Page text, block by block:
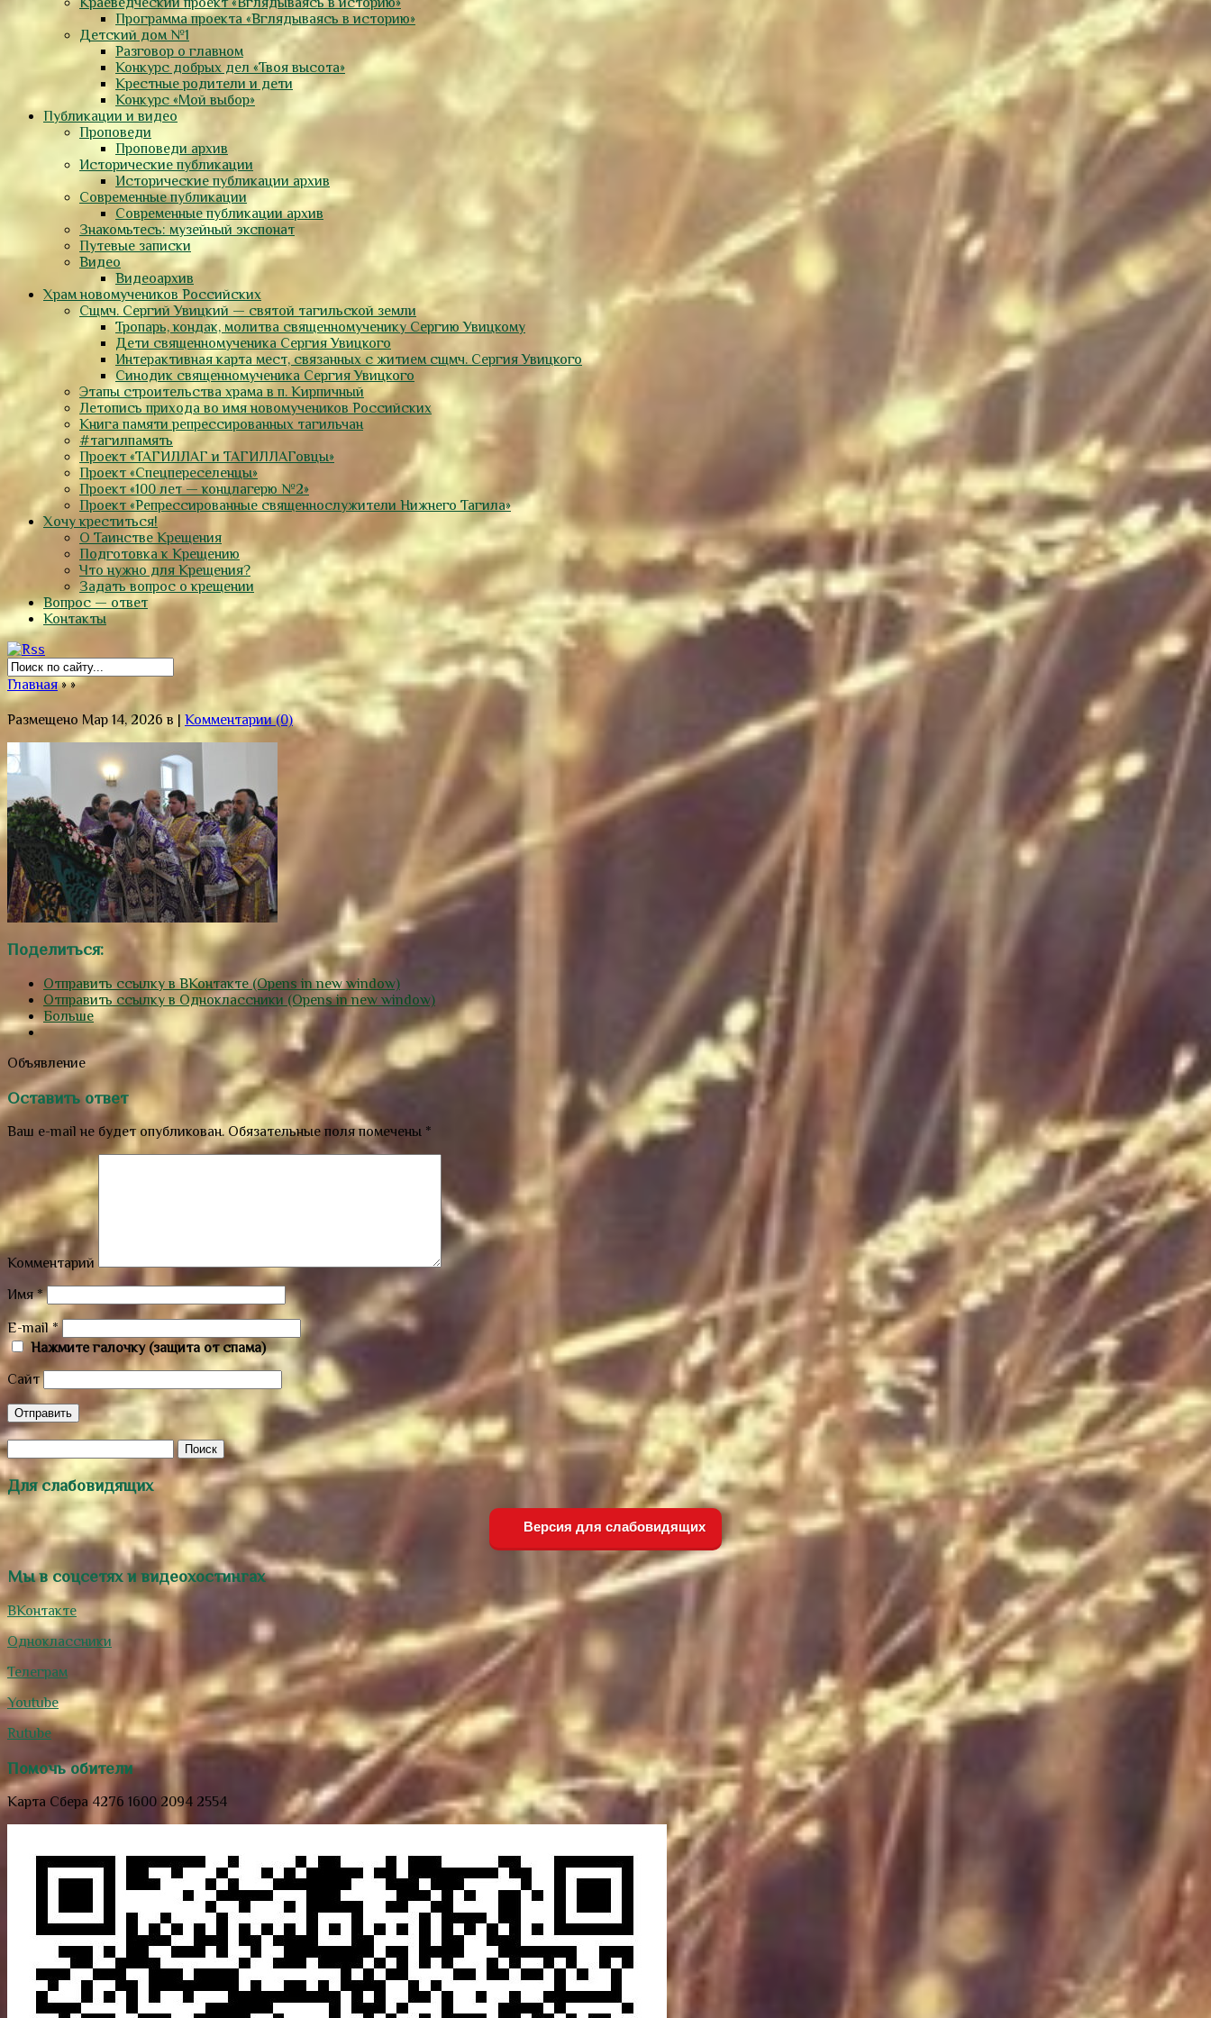
Программа проекта «Вглядываясь в историю»
Детский дом №1
Разговор о главном
Конкурс добрых дел «Твоя высота»
Крестные родители и дети
Конкурс «Мой выбор»
Публикации и видео
Проповеди
Проповеди архив
Исторические публикации
Исторические публикации архив
Современные публикации
Современные публикации архив
Знакомьтесь: музейный экспонат
Путевые записки
Видео
Видеоархив
Храм новомучеников Российских
Сщмч. Сергий Увицкий — святой тагильской земли
Тропарь, кондак, молитва священномученику Сергию Увицкому
Дети священномученика Сергия Увицкого
Интерактивная карта мест, связанных с житием сщмч. Сергия Увицкого
Синодик священномученика Сергия Увицкого
Этапы строительства храма в п. Кирпичный
Летопись прихода во имя новомучеников Российских
Книга памяти репрессированных тагильчан
#тагилпамять
Проект «ТАГИЛЛАГ и ТАГИЛЛАГовцы»
Проект «Спецпереселенцы»
Проект «100 лет — концлагерю №2»
Проект «Репрессированные священнослужители Нижнего Тагила»
Хочу креститься!
О Таинстве Крещения
Подготовка к Крещению
Что нужно для Крещения?
Задать вопрос о крещении
Вопрос — ответ
Контакты
Главная » »
Размещено Мар 14, 2026 в | Комментарии (0)
Поделиться:
Отправить ссылку в ВКонтакте (Opens in new window)
Отправить ссылку в Одноклассники (Opens in new window)
Больше
Объявление
Оставить ответ
Ваш e-mail не будет опубликован. Обязательные поля помечены *
Комментарий
Имя*
E-mail*
Нажмите галочку (защита от спама)
Сайт
Для слабовидящих
Версия для слабовидящих
Мы в соцсетях и видеохостингах
ВКонтакте
Одноклассники
Телеграм
Youtube
Rutube
Помочь обители
Карта Сбера 4276 1600 2094 2554